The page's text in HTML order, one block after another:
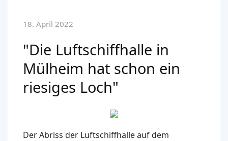
18. April 2022
"Die Luftschiffhalle in
Mülheim hat schon ein
riesiges Loch"
Der Abriss der Luftschiffhalle auf dem